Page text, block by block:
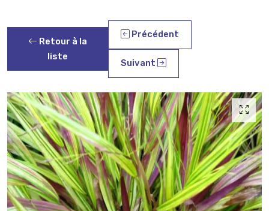
Retour à la
liste
Précédent
Suivant